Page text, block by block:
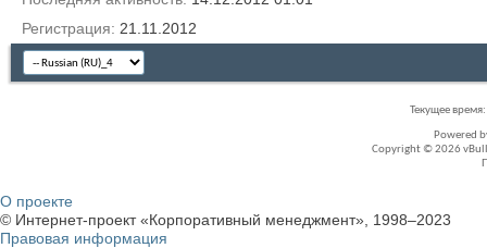
Регистрация
21.11.2012
Текущее время:
Powered
Copyright © 2026
О проекте
© Интернет-проект «Корпоративный менеджмент», 1998–2023
Правовая информация